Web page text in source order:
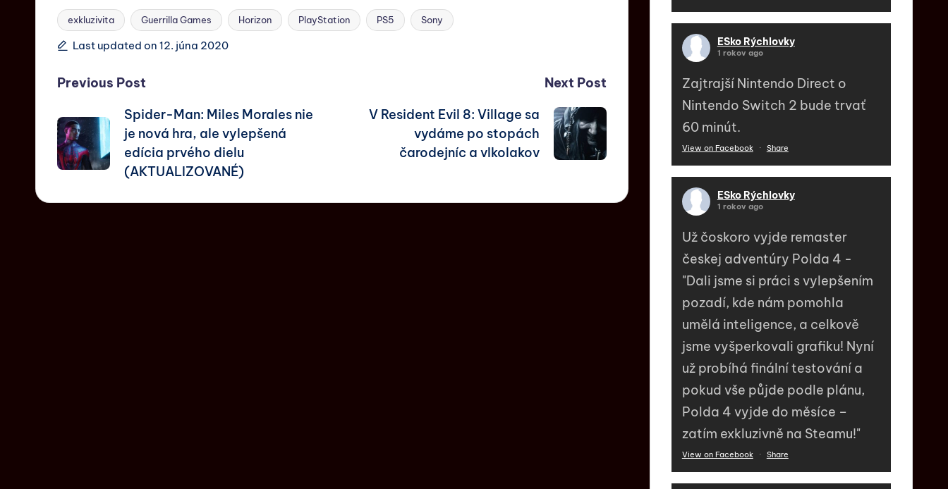
exkluzivita Guerrilla Games Horizon PlayStation PS5 Sony
Last updated on 12. júna 2020
Previous Post
Spider-Man: Miles Morales nie
je nová hra, ale vylepšená
edícia prvého dielu
(AKTUALIZOVANÉ)
Next Post
V Resident Evil 8: Village sa
vydáme po stopách
čarodejníc a vlkolakov
ESko Rýchlovky
1 rokov ago
Zajtrajší Nintendo Direct o
Nintendo Switch 2 bude trvať
60 minút.
View on Facebook · Share
ESko Rýchlovky
1 rokov ago
Už čoskoro vyjde remaster
českej adventúry Polda 4 -
"Dali jsme si práci s vylepšením
pozadí, kde nám pomohla
umělá inteligence, a celkově
jsme vyšperkovali grafiku! Nyní
už probíhá finální testování a
pokud vše půjde podle plánu,
Polda 4 vyjde do měsíce –
zatím exkluzivně na Steamu!"
View on Facebook · Share